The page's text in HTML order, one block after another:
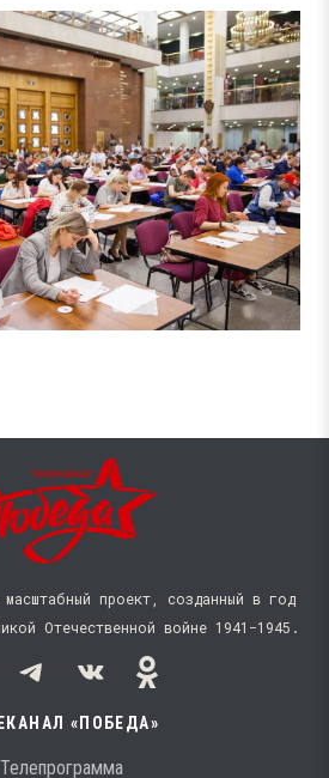
масштабный проект, созданный в год
Отечественной войне 1941−1945.
«ПОБЕДА»
Телепрограмма